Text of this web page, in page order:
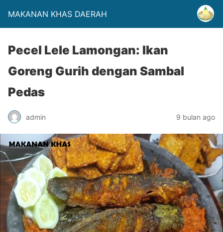
MAKANAN KHAS DAERAH
Pecel Lele Lamongan: Ikan
Goreng Gurih dengan Sambal
Pedas
admin 9 bulan ago